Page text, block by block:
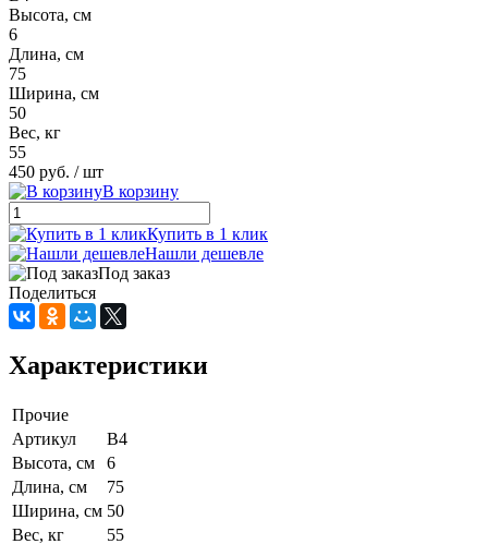
Высота, см
6
Длина, см
75
Ширина, см
50
Вес, кг
55
450 руб. / шт
В корзину
Купить в 1 клик
Нашли дешевле
Под заказ
Поделиться
Характеристики
Прочие
Артикул
В4
Высота, см
6
Длина, см
75
Ширина, см 50
Вес, кг
55